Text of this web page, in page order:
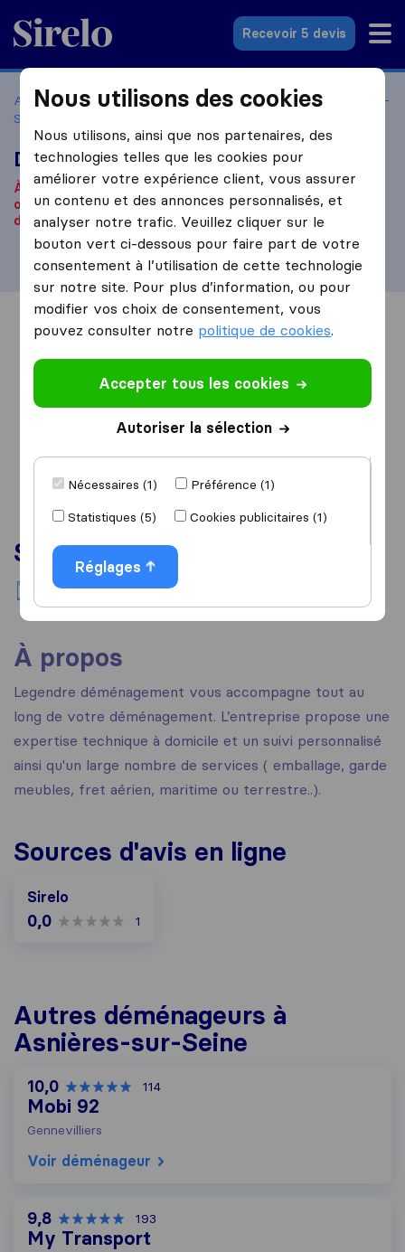
Sirelo.fr
Recevoir 5 devis
Accueil Déménageurs France
Déménageurs Asnières-sur-
Seine
Déménagement Legendre
À notre connaissance, cette société n'est plus
opérationnelle. Vous êtes à la recherche d'une entreprise
de déménagement ? Cliquezici.
Vue d'ensemble Avis Sources
Services
Déménagement national
À propos
Legendre déménagement vous accompagne tout au
long de votre déménagement. L’entreprise propose une
expertise technique à domicile et un suivi personnalisé
ainsi qu'un large nombre de services ( emballage, garde
meubles, fret aérien, maritime ou terrestre..).
Sources d'avis en ligne
Sirelo
0,0 1
Autres déménageurs à
Asnières-sur-Seine
10,0 114
Mobi 92
Gennevilliers
Voir déménageur
9,8 193
My Transport
Nous utilisons des cookies
Nous utilisons, ainsi que nos partenaires, des
technologies telles que les cookies pour
améliorer votre expérience client, vous assurer
un contenu et des annonces personnalisés, et
analyser notre trafic. Veuillez cliquer sur le
bouton vert ci-dessous pour faire part de votre
consentement à l’utilisation de cette technologie
sur notre site. Pour plus d’information, ou pour
modifier vos choix de consentement, vous
pouvez consulter notre politique de cookies.
Accepter tous les cookies
Autoriser la sélection
Nécessaires (1)
Préférence (1)
Statistiques (5)
Cookies publicitaires (1)
Réglages